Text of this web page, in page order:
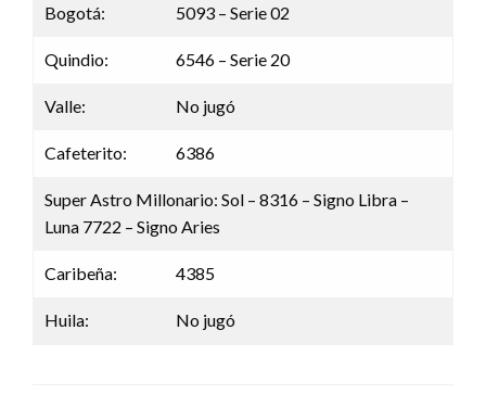
Bogotá: 5093 – Serie 02
Quindio: 6546 – Serie 20
Valle: No jugó
Cafeterito: 6386
Super Astro Millonario: Sol – 8316 – Signo Libra –
Luna 7722 – Signo Aries
Caribeña: 4385
Huila: No jugó